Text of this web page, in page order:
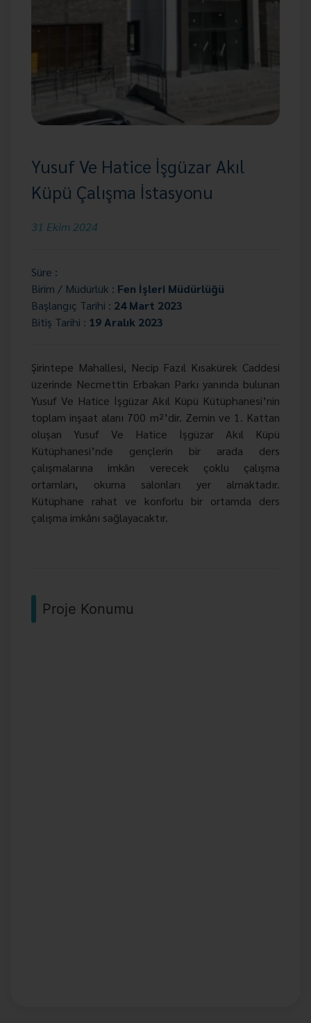
Yusuf Ve Hatice İşgüzar Akıl
Küpü Çalışma İstasyonu
31 Ekim 2024
Süre :
Birim / Müdürlük : Fen İşleri Müdürlüğü
Başlangıç Tarihi : 24 Mart 2023
Bitiş Tarihi : 19 Aralık 2023
Şirintepe Mahallesi, Necip Fazıl Kısakürek Caddesi
üzerinde Necmettin Erbakan Parkı yanında bulunan
Yusuf Ve Hatice İşgüzar Akıl Küpü Kütüphanesi’nin
toplam inşaat alanı 700 m²’dir. Zemin ve 1. Kattan
oluşan Yusuf Ve Hatice İşgüzar Akıl Küpü
Kütüphanesi’nde gençlerin bir arada ders
çalışmalarına imkân verecek çoklu çalışma
ortamları, okuma salonları yer almaktadır.
Kütüphane rahat ve konforlu bir ortamda ders
çalışma imkânı sağlayacaktır.
Proje Konumu